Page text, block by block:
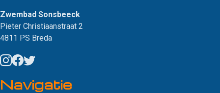
Zwembad Sonsbeeck
Pieter Christiaanstraat 2
4811 PS Breda
Navigatie